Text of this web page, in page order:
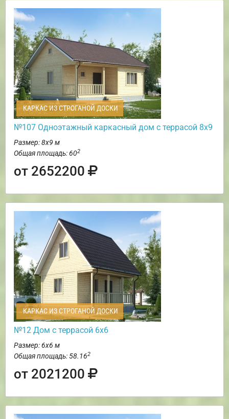
КАРКАС ИЗ СТРОГАНОЙ ДОСКИ
№107 Одноэтажный каркасный дом с террасой 8х9
Размер: 8х9 м
Общая площадь: 602
от 2652200
КАРКАС ИЗ СТРОГАНОЙ ДОСКИ
№12 Дом с террасой 6х6
Размер: 6х6 м
Общая площадь: 58.162
от 2021200